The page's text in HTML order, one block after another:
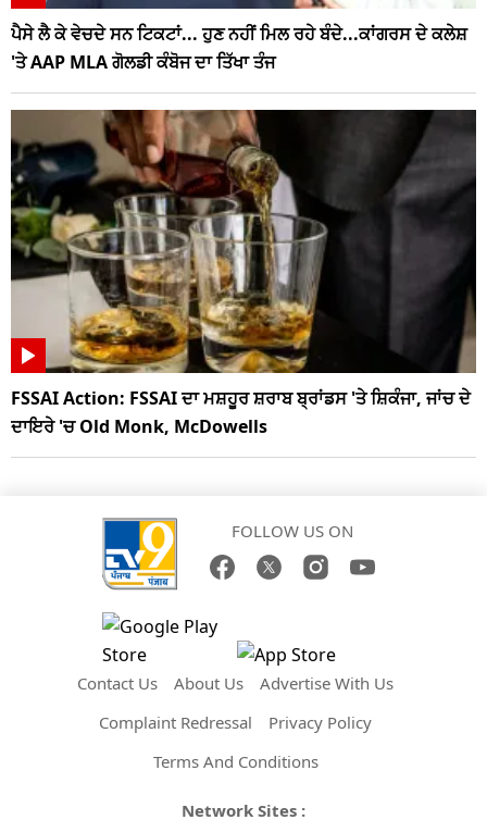
ਪੈਸੇ ਲੈ ਕੇ ਵੇਚਦੇ ਸਨ ਟਿਕਟਾਂ... ਹੁਣ ਨਹੀਂ ਮਿਲ ਰਹੇ ਬੰਦੇ...ਕਾਂਗਰਸ ਦੇ ਕਲੇਸ਼
'ਤੇ AAP MLA ਗੋਲਡੀ ਕੰਬੋਜ ਦਾ ਤਿੱਖਾ ਤੰਜ
FSSAI Action: FSSAI ਦਾ ਮਸ਼ਹੂਰ ਸ਼ਰਾਬ ਬ੍ਰਾਂਡਸ 'ਤੇ ਸ਼ਿਕੰਜਾ, ਜਾਂਚ ਦੇ
ਦਾਇਰੇ 'ਚ Old Monk, McDowells
FOLLOW US ON
Contact Us About Us
Advertise With Us
Complaint Redressal
Privacy Policy
Terms And Conditions
Network Sites :